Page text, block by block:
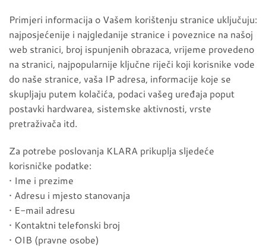
Primjeri informacija o Vašem korištenju stranice uključuju:
najposjećenije i najgledanije stranice i poveznice na našoj
web stranici, broj ispunjenih obrazaca, vrijeme provedeno
na stranici, najpopularnije ključne riječi koji korisnike vode
do naše stranice, vaša IP adresa, informacije koje se
skupljaju putem kolačića, podaci vašeg uređaja poput
postavki hardwarea, sistemske aktivnosti, vrste
pretraživača itd.
Za potrebe poslovanja KLARA prikuplja sljedeće
korisničke podatke:
• Ime i prezime
• Adresu i mjesto stanovanja
• E-mail adresu
• Kontaktni telefonski broj
• OIB (pravne osobe)